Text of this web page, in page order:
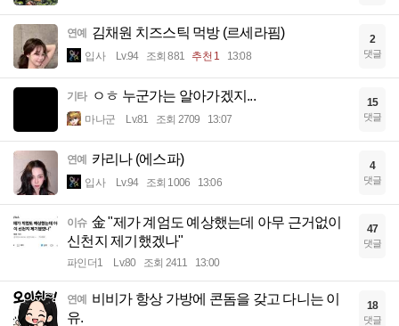
연예 김채원 치즈스틱 먹방 (르세라핌)
입사 Lv.94 조회 881 추천 1 13:08
2
댓글
기타 ㅇㅎ 누군가는 알아가겠지...
마나군 Lv.81 조회 2709 13:07
15
댓글
연예 카리나 (에스파)
입사 Lv.94 조회 1006 13:06
4
댓글
이슈 金 "제가 계엄도 예상했는데 아무 근거없이
신천지 제기했겠나"
파인더1 Lv.80 조회 2411 13:00
47
댓글
연예 비비가 항상 가방에 콘돔을 갖고 다니는 이
유.
18
댓글